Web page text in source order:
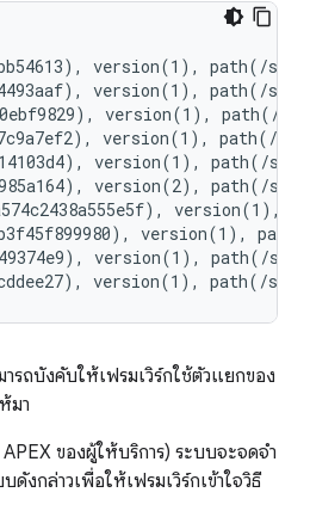
version(1), path(/
version(1), path(/
version(1),
version(1), path(/
version(1), path(/
version(2), path(/
version(1),
version(1), path(/
ถบังคับให้เฟรมเวิร์กใช้ตัวแยกของ
มา
ของผู้ให้บริการ) ระบบจะจดจำ
กล่าวเพื่อให้เฟรมเวิร์กเข้าใจวิธี